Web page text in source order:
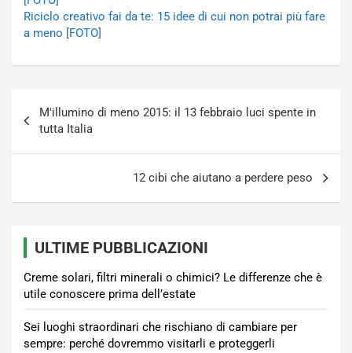
Riciclo creativo fai da te: 15 idee di cui non potrai più fare
a meno [FOTO]
articoli
M'illumino di meno 2015: il 13 febbraio luci spente in
tutta Italia
12 cibi che aiutano a perdere peso
ULTIME PUBBLICAZIONI
Creme solari, filtri minerali o chimici? Le differenze che è
utile conoscere prima dell’estate
Sei luoghi straordinari che rischiano di cambiare per
sempre: perché dovremmo visitarli e proteggerli